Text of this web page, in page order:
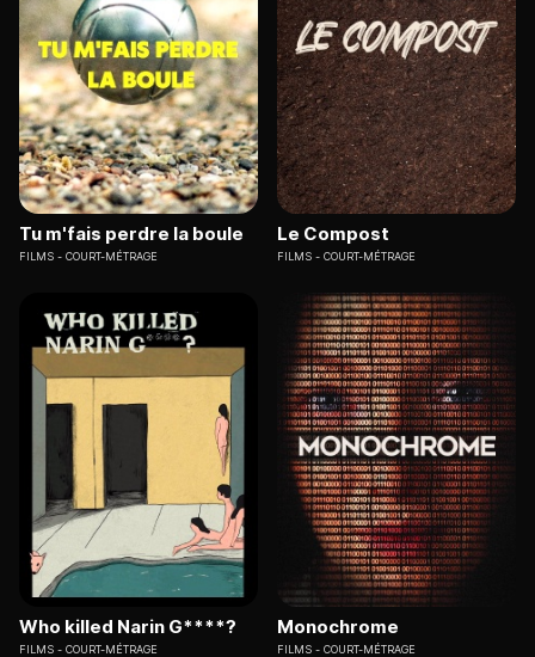
Tu m'fais perdre la boule
FILMS COURT-MÉTRAGE
Le Compost
FILMS COURT-MÉTRAGE
Who killed Narin G****?
FILMS COURT-MÉTRAGE
Monochrome
FILMS COURT-MÉTRAGE